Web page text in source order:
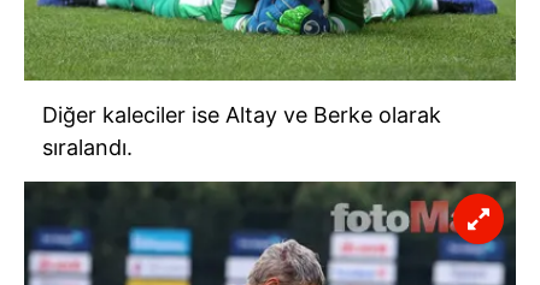
Diğer kaleciler ise Altay ve Berke olarak
sıralandı.